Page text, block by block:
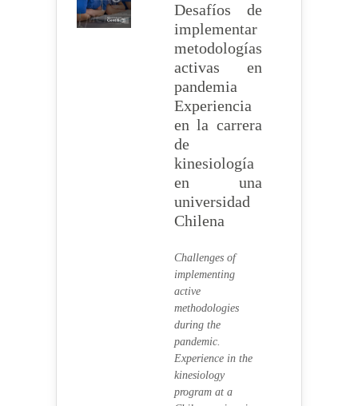
Desafíos de
implementar
metodologías
activas en
pandemia
Experiencia
en la carrera
de
kinesiología
en una
universidad
Chilena
Challenges of
implementing
active
methodologies
during the
pandemic.
Experience in the
kinesiology
program at a